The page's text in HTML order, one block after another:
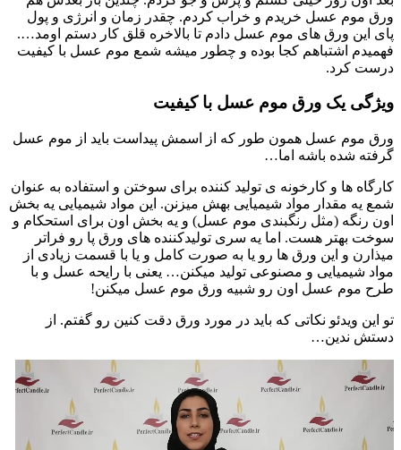
ورق موم عسل خریدم و خراب کردم. چقدر زمان و انرژی و پول
پای این ورق های موم عسل دادم تا بالاخره قلق کار دستم اومد….
فهمیدم اشتباهم کجا بوده و چطور میشه شمع موم عسل با کیفیت
درست کرد.
ویژگی یک ورق موم عسل با کیفیت
ورق موم عسل همون طور که از اسمش پیداست باید از موم عسل
گرفته شده باشه اما…
کارگاه ها و کارخونه ی تولید کننده برای سوختن و استفاده به عنوان
شمع یه مقدار مواد شیمیایی بهش میزنن. این مواد شیمیایی یه بخش
اون رنگه (مثل رنگبندی موم عسل) و یه بخش اون برای استحکام و
سوخت بهتر هست. اما یه سری تولیدکننده های ورق پا رو فراتر
میذارن و این ورق ها رو یا به صورت کامل و یا با قسمت زیادی از
مواد شیمیایی و مصنوعی تولید میکنن… یعنی با رایحه عسل و با
طرح موم عسل اون رو شبیه ورق موم عسل میکنن!
تو این ویدئو نکاتی که باید در مورد ورق دقت کنین رو گفتم. از
دستش ندین…